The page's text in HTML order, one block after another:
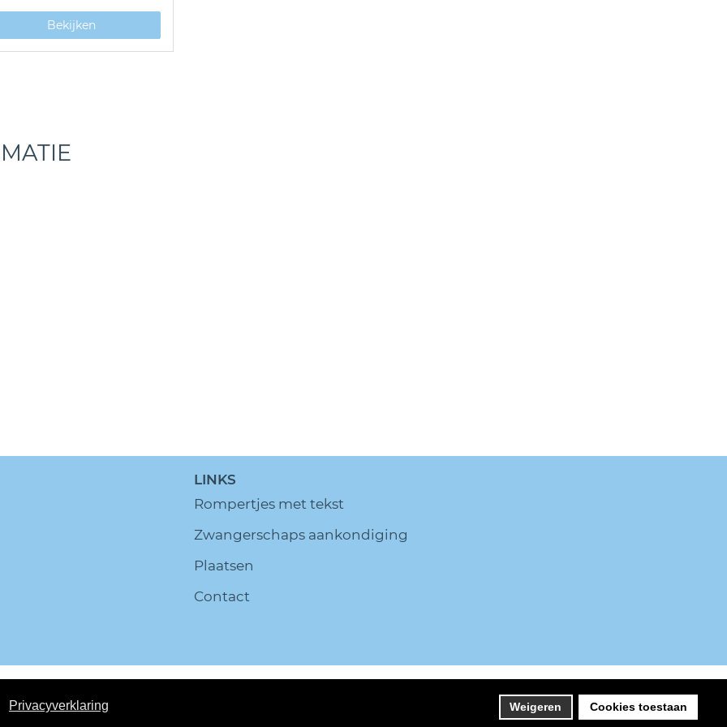
Privacyverklaring Weigeren Cookies toestaan
Bekijken
LINKS
Rompertjes met tekst
Zwangerschaps aankondiging
Plaatsen
Contact
All Rights Reserved. Onderhoud en beheerJoomlapartner